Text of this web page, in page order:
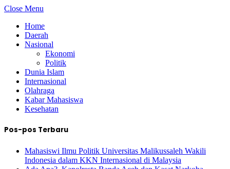
Close Menu
Home
Daerah
Nasional
Ekonomi
Politik
Dunia Islam
Internasional
Olahraga
Kabar Mahasiswa
Kesehatan
Pos-pos Terbaru
Mahasiswi Ilmu Politik Universitas Malikussaleh Wakili
Indonesia dalam KKN Internasional di Malaysia